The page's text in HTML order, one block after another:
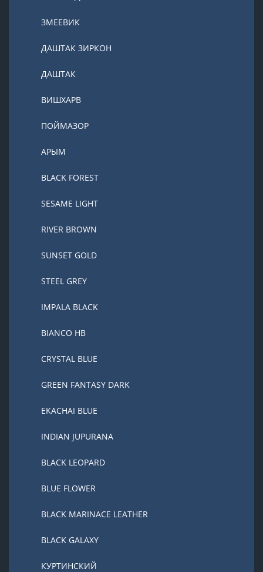
ЗМЕЕВИК
ДАШТАК ЗИРКОН
ДАШТАК
ВИШХАРВ
ПОЙМАЗОР
АРЫМ
BLACK FOREST
SESAME LIGHT
RIVER BROWN
SUNSET GOLD
STEEL GREY
IMPALA BLACK
BIANCO HB
CRYSTAL BLUE
GREEN FANTASY DARK
EKACHAI BLUE
INDIAN JUPURANA
BLACK LEOPARD
BLUE FLOWER
BLACK MARINACE LEATHER
BLACK GALAXY
КУРТИНСКИЙ